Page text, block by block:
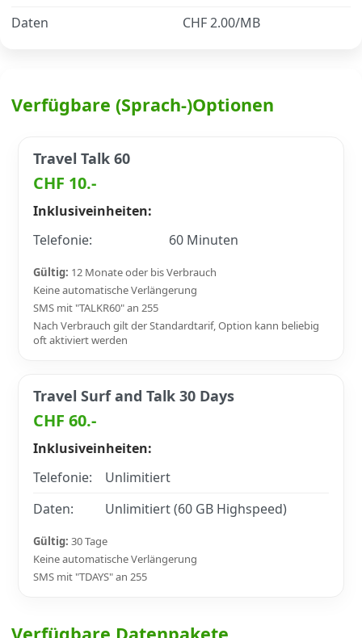
Daten
CHF 2.00/MB
Verfügbare (Sprach-)Optionen
Travel Talk 60
CHF 10.-
Inklusiveinheiten:
Telefonie:
60 Minuten
Gültig: 12 Monate oder bis Verbrauch
Keine automatische Verlängerung
SMS mit "TALKR60" an 255
Nach Verbrauch gilt der Standardtarif, Option kann beliebig
oft aktiviert werden
Travel Surf and Talk 30 Days
CHF 60.-
Inklusiveinheiten:
Telefonie:
Unlimitiert
Daten:
Unlimitiert (60 GB Highspeed)
Gültig: 30 Tage
Keine automatische Verlängerung
SMS mit "TDAYS" an 255